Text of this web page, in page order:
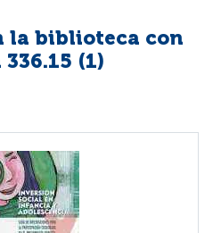
la biblioteca con
(1)